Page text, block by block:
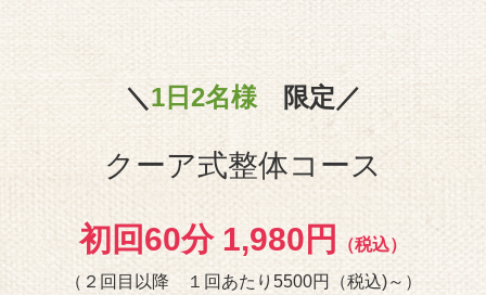
＼ 1日2名様 限定／
クーア式整体コース
初回60分 1,980円
（税込）
（２回目以降 １回あたり5500円（税込)～）